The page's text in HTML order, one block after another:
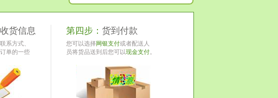
货信息
系方式、
单的一些
第四步： 货到付款
您可以选择 网银支付或者配送人
员将货品送到后您可以现金支付。